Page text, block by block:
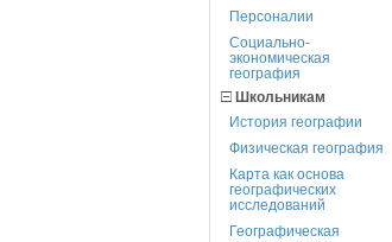
Персоналии
Социально-
экономическая
география
Школьникам
История географии
Физическая география
Карта как основа
географических
исследований
Географическая